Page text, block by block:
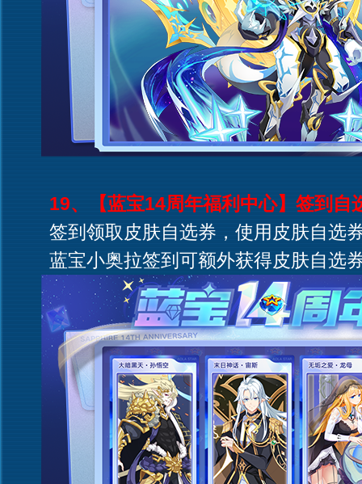
19、【蓝宝14周年福利中心】签到自
签到领取皮肤自选券，使用皮肤自选
蓝宝小奥拉签到可额外获得皮肤自选